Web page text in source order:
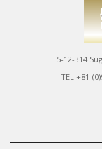
5-12-314
TEL +81-